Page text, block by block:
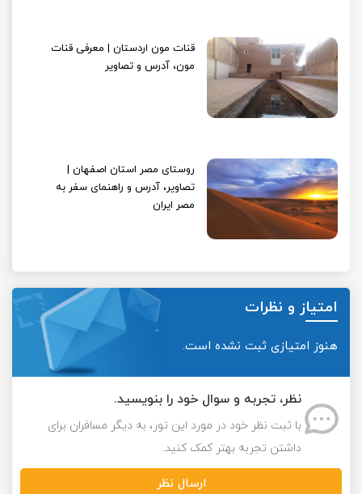
قنات مون اردستان | معرفی قنات
مون، آدرس و تصاویر
روستای مصر استان اصفهان |
تصاویر، آدرس و راهنمای سفر به
مصر ایران
امتیاز و نظرات
هنوز امتیازی ثبت نشده است.
نظر، تجربه و سوال خود را بنویسید.
با ثبت نظر خود در مورد این تور، به دیگر مسافران برای
داشتن تجربه بهتر کمک کنید.
ارسال نظر